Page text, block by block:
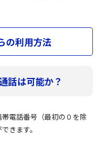
の利用方法
話は可能か？
電話番号（最初の０を除
きます。